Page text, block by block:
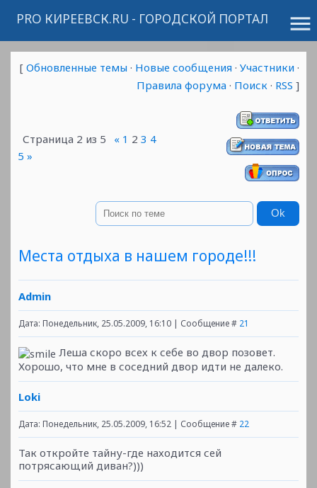
menu
PRO КИРЕЕВСК.RU - ГОРОДСКОЙ ПОРТАЛ
[ Обновленные темы · Новые сообщения · Участники ·
Правила форума · Поиск · RSS ]
Страница 2 из 5 « 1 2 3 4
5 »
Места отдыха в нашем городе!!!
Admin
Дата: Понедельник, 25.05.2009, 16:10 | Сообщение # 21
Леша скоро всех к себе во двор позовет.
Хорошо, что мне в соседний двор идти не далеко.
Loki
Дата: Понедельник, 25.05.2009, 16:52 | Сообщение # 22
Так откройте тайну-где находится сей
потрясающий диван?)))